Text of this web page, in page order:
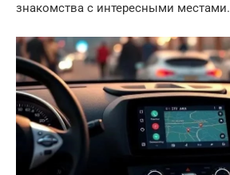
знакомства с интересными местами.